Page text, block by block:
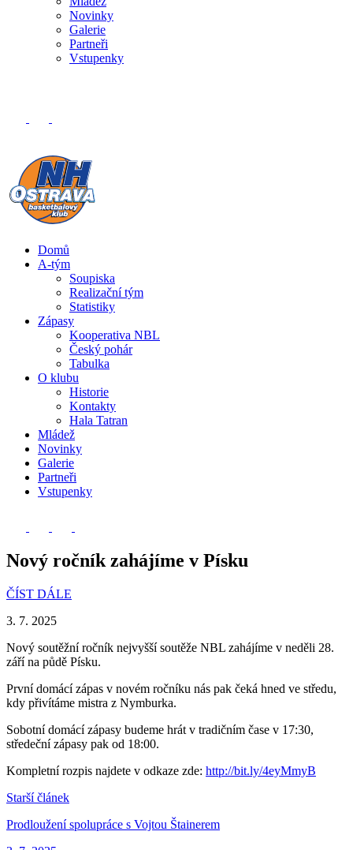
Novinky
Galerie
Partneři
Vstupenky
Domů
A-tým
Soupiska
Realizační tým
Statistiky
Zápasy
Kooperativa NBL
Český pohár
Tabulka
O klubu
Historie
Kontakty
Hala Tatran
Mládež
Novinky
Galerie
Partneři
Vstupenky
Nový ročník zahájíme v Písku
ČÍST DÁLE
3. 7. 2025
Nový soutěžní ročník nejvyšší soutěže NBL zahájíme v neděli 28.
září na půdě Písku.
První domácí zápas v novém ročníku nás pak čeká hned ve středu,
kdy přivítáme mistra z Nymburka.
Sobotní domácí zápasy budeme hrát v tradičním čase v 17:30,
středeční zápasy pak od 18:00.
Kompletní rozpis najdete v odkaze zde: http://bit.ly/4eyMmyB
Starší článek
Prodloužení spolupráce s Vojtou Štainerem